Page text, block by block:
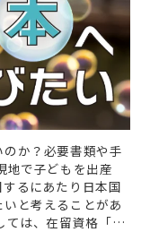
か？必要書類や手
地で子どもを出産
るにあたり日本国
と考えることがあ
ては、在留資格「日